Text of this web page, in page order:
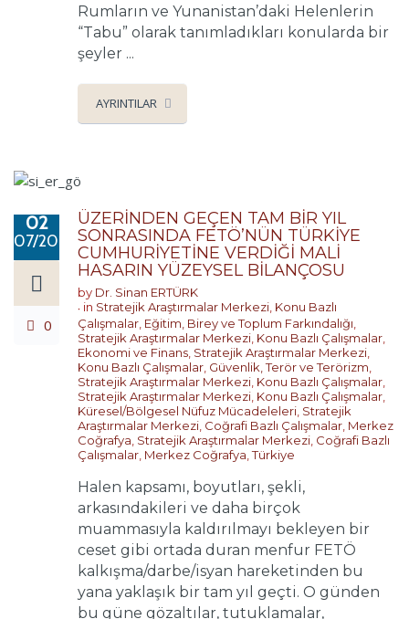
Rumların ve Yunanistan’daki Helenlerin
“Tabu” olarak tanımladıkları konularda bir
şeyler ...
AYRINTILAR
02
07/2017
0
ÜZERİNDEN GEÇEN TAM BİR YIL
SONRASINDA FETÖ’NÜN TÜRKİYE
CUMHURİYETİNE VERDİĞİ MALİ
HASARIN YÜZEYSEL BİLANÇOSU
by Dr. Sinan ERTÜRK
in Stratejik Araştırmalar Merkezi, Konu Bazlı
Çalışmalar, Eğitim, Birey ve Toplum Farkındalığı,
Stratejik Araştırmalar Merkezi, Konu Bazlı Çalışmalar,
Ekonomi ve Finans, Stratejik Araştırmalar Merkezi,
Konu Bazlı Çalışmalar, Güvenlik, Terör ve Terörizm,
Stratejik Araştırmalar Merkezi, Konu Bazlı Çalışmalar,
Stratejik Araştırmalar Merkezi, Konu Bazlı Çalışmalar,
Küresel/Bölgesel Nüfuz Mücadeleleri, Stratejik
Araştırmalar Merkezi, Coğrafi Bazlı Çalışmalar, Merkez
Coğrafya, Stratejik Araştırmalar Merkezi, Coğrafi Bazlı
Çalışmalar, Merkez Coğrafya,Türkiye
Halen kapsamı, boyutları, şekli,
arkasındakileri ve daha birçok
muammasıyla kaldırılmayı bekleyen bir
ceset gibi ortada duran menfur FETÖ
kalkışma/darbe/isyan hareketinden bu
yana yaklaşık bir tam yıl geçti. O günden
bu güne gözaltılar, tutuklamalar,